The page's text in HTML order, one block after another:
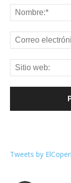
Tweets by